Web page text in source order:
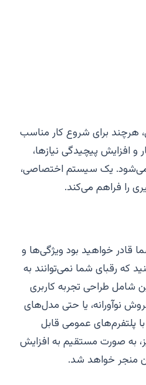
هرچند برای شروع کار مناسب
افزایش پیچیدگی نیازها،
یک سیستم اختصاصی،
را فراهم می‌کند.
قادر خواهید بود ویژگی‌ها و
که رقبای شما نمی‌توانند به
شامل طراحی تجربه کاربری
نوآورانه، یا حتی مدل‌های
پلتفرم‌های عمومی قابل
به صورت مستقیم به افزایش
منجر خواهد شد.